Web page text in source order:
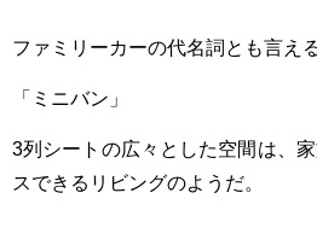
ファミリーカーの代名詞とも言える
「ミニバン」
3列シートの広々とした空間は、
スできるリビングのようだ。